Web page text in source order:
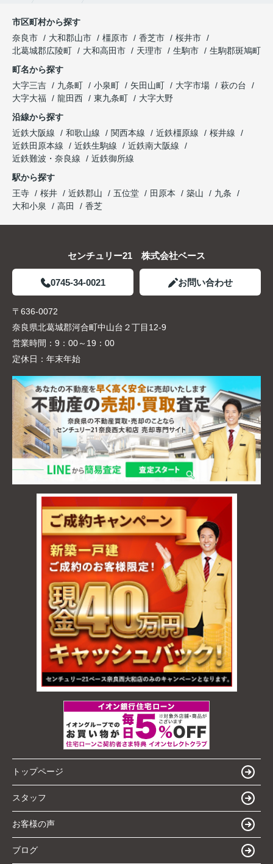
市区町村から探す
奈良市
大和郡山市 橿原市 香芝市
桜井市
北葛城郡広陵町
大和高田市 天理市 生駒市
生駒郡斑鳩町
町名から探す
大字三吉
九条町 小泉町 矢田山町 大字市場
萩の台
大字大福
龍田西 東九条町
大字大野
沿線から探す
近鉄大阪線
和歌山線 関西本線 近鉄橿原線
桜井線
近鉄田原本線
近鉄生駒線
近鉄南大阪線
近鉄難波・奈良線
近鉄御所線
駅から探す
王寺
桜井 近鉄郡山 五位堂 田原本 築山
九条
大和小泉
高田 香芝
センチュリー21 株式会社ベース
0745-34-0021 お問い合わせ
〒636-0072
奈良県北葛城郡河合町中山台２丁目12-9
営業時間： 9：00～19：00
定休日： 年末年始
トップページ
スタッフ
お客様の声
ブログ